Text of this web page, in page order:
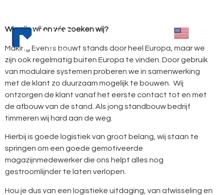
Wie zijn wij en wie zoeken wij?
Making Events bouwt stands door heel Europa, maar we
zijn ook regelmatig buiten Europa te vinden. Door gebruik
van modulaire systemen proberen we in samenwerking
met de klant zo duurzaam mogelijk te bouwen. Wij
ontzorgen de klant vanaf het eerste contact tot en met
de afbouw van de stand. Als jong standbouw bedrijf
timmeren wij hard aan de weg.
Hierbij is goede logistiek van groot belang, wij staan te
springen om een goede gemotiveerde
magazijnmedewerker die ons helpt alles nog
gestroomlijnder te laten verlopen.
Hou je dus van een logistieke uitdaging, van afwisseling en